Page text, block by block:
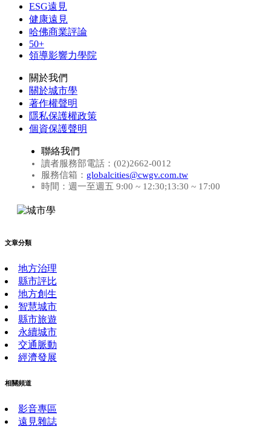
ESG遠見
健康遠見
哈佛商業評論
50+
領導影響力學院
關於我們
關於城市學
著作權聲明
隱私保護權政策
個資保護聲明
聯絡我們
讀者服務部電話：(02)2662-0012
服務信箱： globalcities@cwgv.com.tw
時間：週一至週五 9:00 ~ 12:30;13:30 ~ 17:00
文章分類
地方治理
縣市評比
地方創生
智慧城市
縣市旅遊
永續城市
交通脈動
經濟發展
相關頻道
影音專區
遠見雜誌